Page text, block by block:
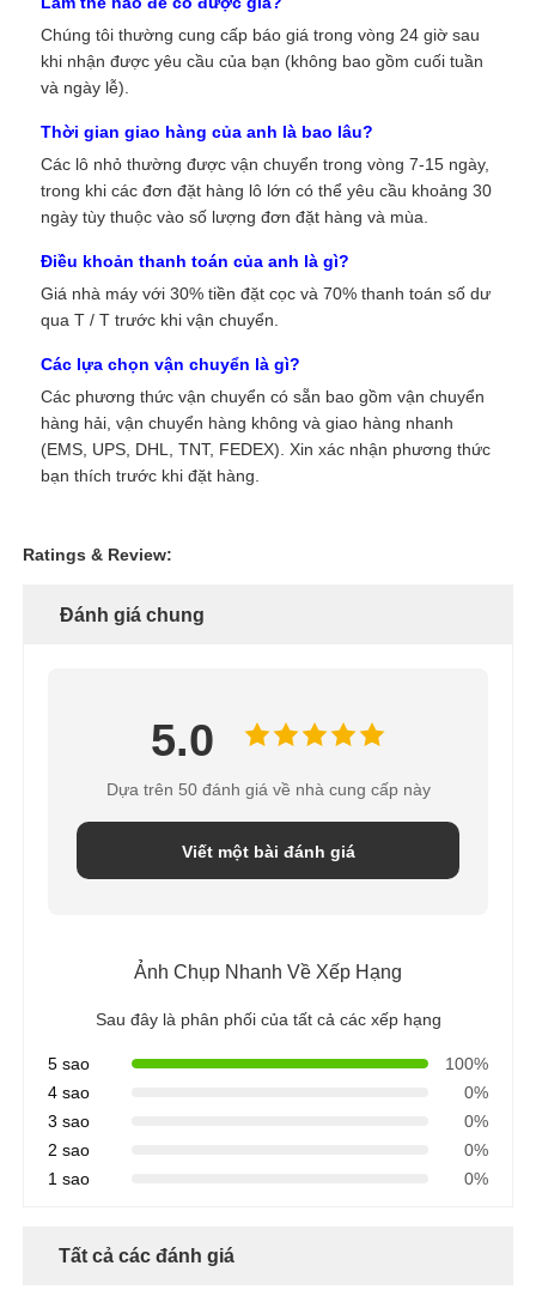
Chúng tôi thường cung cấp báo giá trong vòng 24 giờ sau
khi nhận được yêu cầu của bạn (không bao gồm cuối tuần
và ngày lễ).
Thời gian giao hàng của anh là bao lâu?
Các lô nhỏ thường được vận chuyển trong vòng 7-15 ngày,
trong khi các đơn đặt hàng lô lớn có thể yêu cầu khoảng 30
ngày tùy thuộc vào số lượng đơn đặt hàng và mùa.
Điều khoản thanh toán của anh là gì?
Giá nhà máy với 30% tiền đặt cọc và 70% thanh toán số dư
qua T / T trước khi vận chuyển.
Các lựa chọn vận chuyển là gì?
Các phương thức vận chuyển có sẵn bao gồm vận chuyển
hàng hải, vận chuyển hàng không và giao hàng nhanh
(EMS, UPS, DHL, TNT, FEDEX). Xin xác nhận phương thức
bạn thích trước khi đặt hàng.
Ratings & Review:
Đánh giá chung
5.0
Dựa trên 50 đánh giá về nhà cung cấp này
Viết một bài đánh giá
Ảnh Chụp Nhanh Về Xếp Hạng
Sau đây là phân phối của tất cả các xếp hạng
5 sao
100%
4 sao
0%
3 sao
0%
2 sao
0%
1 sao
0%
Tất cả các đánh giá